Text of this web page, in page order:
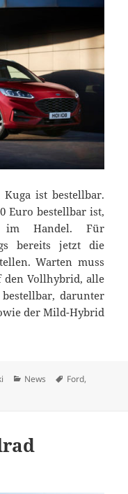
ist bestellbar.
Euro bestellbar ist,
im Handel. Für
bereits jetzt die
Warten muss
den Vollhybrid, alle
darunter
der Mild-Hybrid
Euro bestellbar
Kategorien
News Schlagwörter
Ford,